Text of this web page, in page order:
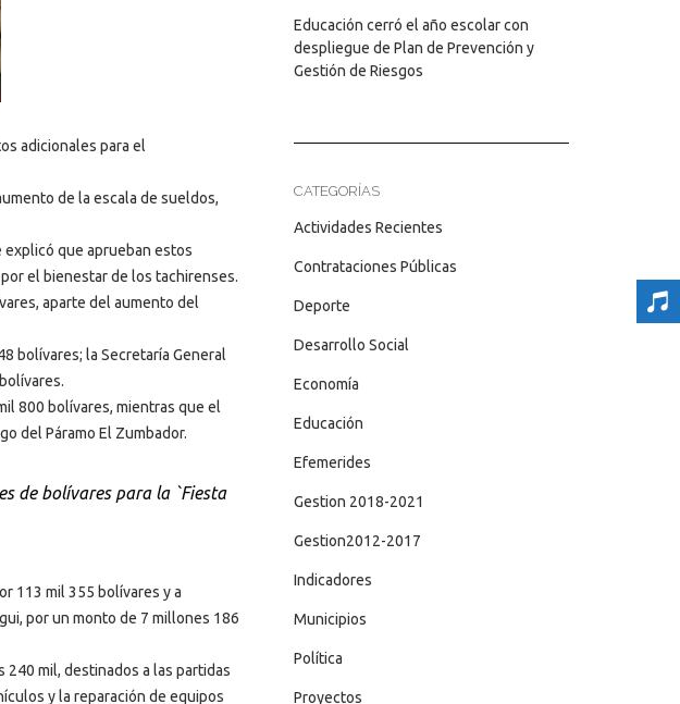
adicionales para el
de la escala de sueldos,
que aprueban estos
el bienestar de los tachirenses.
aparte del aumento del
bolívares; la Secretaría General
800 bolívares, mientras que el
del Páramo El Zumbador.
de bolívares para la `Fiesta
113 mil 355 bolívares y a
por un monto de 7 millones 186
mil, destinados a las partidas
y la reparación de equipos
Educación cerró el año escolar con
despliegue de Plan de Prevención y
Gestión de Riesgos
CATEGORÍAS
Actividades Recientes
Contrataciones Públicas
Deporte
Desarrollo Social
Economía
Educación
Efemerides
Gestion 2018-2021
Gestion2012-2017
Indicadores
Municipios
Política
Proyectos